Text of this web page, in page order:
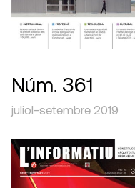
Núm. 361
juliol-setembre 2019